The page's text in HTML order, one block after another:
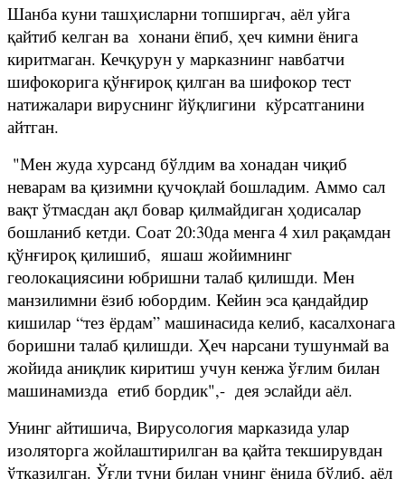
Шанба куни ташҳисларни топширгач, аёл уйга
қайтиб келган ва хонани ёпиб, ҳеч кимни ёнига
киритмаган. Кечқурун у марказнинг навбатчи
шифокорига қўнғироқ қилган ва шифокор тест
натижалари вируснинг йўқлигини кўрсатганини
айтган.
"Мен жуда хурсанд бўлдим ва хонадан чиқиб
неварам ва қизимни қучоқлай бошладим. Аммо сал
вақт ўтмасдан ақл бовар қилмайдиган ҳодисалар
бошланиб кетди. Соат 20:30да менга 4 хил рақамдан
қўнғироқ қилишиб, яшаш жойимнинг
геолокациясини юбришни талаб қилишди. Мен
манзилимни ёзиб юбордим. Кейин эса қандайдир
кишилар “тез ёрдам” машинасида келиб, касалхонага
боришни талаб қилишди. Ҳеч нарсани тушунмай ва
жойида аниқлик киритиш учун кенжа ўғлим билан
машинамизда етиб бордик",- дея эслайди аёл.
Унинг айтишича, Вирусология марказида улар
изоляторга жойлаштирилган ва қайта текширувдан
ўтказилган. Ўғли туни билан унинг ёнида бўлиб, аёл